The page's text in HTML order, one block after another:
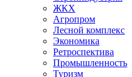
ЖКХ
Агропром
Лесной комплекс
Экономика
Ретроспектива
Промышленность
Туризм